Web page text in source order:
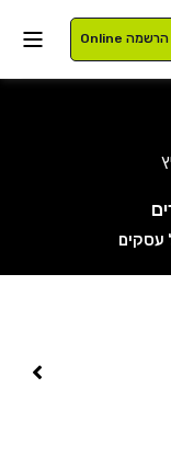
הרשמה Online
עסקים